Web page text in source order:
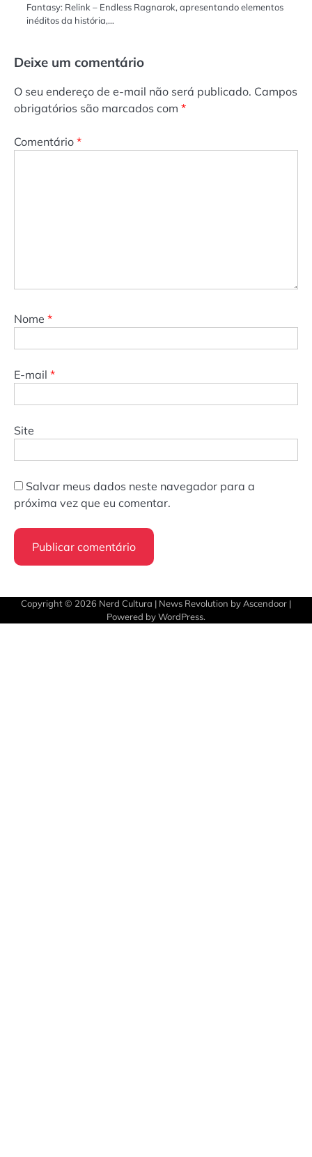
Fantasy: Relink – Endless Ragnarok, apresentando elementos
inéditos da história,…
Deixe um comentário
O seu endereço de e-mail não será publicado. Campos
obrigatórios são marcados com *
Comentário *
Nome *
E-mail *
Site
Salvar meus dados neste navegador para a
próxima vez que eu comentar.
Copyright © 2026 Nerd Cultura | News Revolution by Ascendoor |
Powered byWordPress.